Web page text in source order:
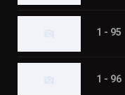
1 - 95
1 - 96